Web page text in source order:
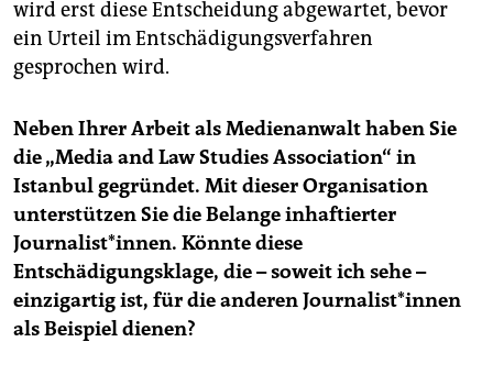
wird erst diese Entscheidung abgewartet, bevor
ein Urteil im Entschädigungsverfahren
gesprochen wird.
Neben Ihrer Arbeit als Medienanwalt haben Sie
die „Media and Law Studies Association“ in
Istanbul gegründet. Mit dieser Organisation
unterstützen Sie die Belange inhaftierter
Journalist*innen. Könnte diese
Entschädigungsklage, die – soweit ich sehe –
einzigartig ist, für die anderen Journalist*innen
als Beispiel dienen?